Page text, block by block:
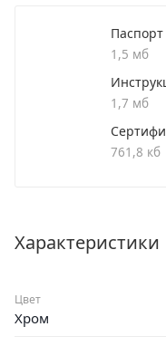
поверхность не
вид, а уход за ней
салфеткой.
Смесители РМС это
летней гарантией.
Цвет покрытия
1,5 мб
1,7 мб
761,8 кб
Характеристики
Цвет
Хром